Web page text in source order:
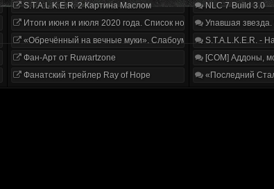
S.T.A.L.K.E.R. 2 Картина Маслом
Итоги июня и июля 2020 года. Список нововведений
«Обречённый на вечные муки». Слабоумие и отвага
Фан-Арт от Ruwartzone
Фанатский трейлер Ray of Hope
NLC 7 Build 3.0
Упавшая
S.T.A.L.K.E.R. -
[COM] Аддоны,
«Последний